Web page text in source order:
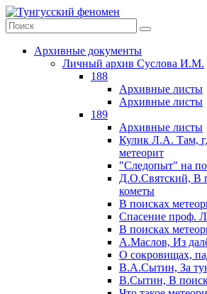
Архивные документы
Личный архив Суслова И.М.
188
Архивные листы
Архивные листы
189
Архивные листы
Кулик Л.А. Там,
метеорит
"Следопыт" на
Д.О.Святский, В
кометы
В поисках
Спасение проф.
В поисках
А.Маслов, Из
О сокровищах,
В.А.Сытин, За
В.Сытин, В